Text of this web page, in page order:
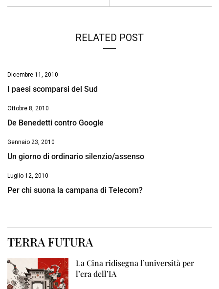
RELATED POST
Dicembre 11, 2010
I paesi scomparsi del Sud
Ottobre 8, 2010
De Benedetti contro Google
Gennaio 23, 2010
Un giorno di ordinario silenzio/assenso
Luglio 12, 2010
Per chi suona la campana di Telecom?
TERRA FUTURA
La Cina ridisegna l’università per
l’era dell’IA